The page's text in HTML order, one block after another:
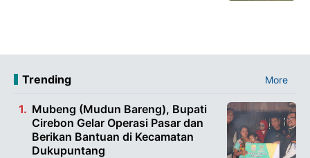
Trending More
Mubeng (Mudun Bareng), Bupati
Cirebon Gelar Operasi Pasar dan
Berikan Bantuan di Kecamatan
Dukupuntang